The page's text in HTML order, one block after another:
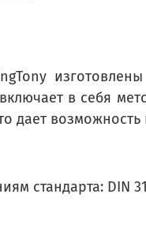
в себя
дает
стандарта: DIN